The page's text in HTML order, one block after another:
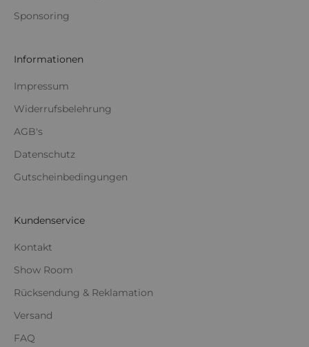
Sponsoring
Informationen
Impressum
Widerrufsbelehrung
AGB's
Datenschutz
Gutscheinbedingungen
Kundenservice
Kontakt
Show Room
Rücksendung & Reklamation
Versand
FAQ